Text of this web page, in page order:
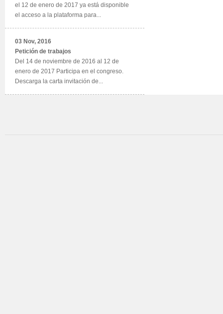
el 12 de enero de 2017 ya está disponible
el acceso a la plataforma para...
03 Nov, 2016
Petición de trabajos
Del 14 de noviembre de 2016 al 12 de
enero de 2017 Participa en el congreso.
Descarga la carta invitación de...